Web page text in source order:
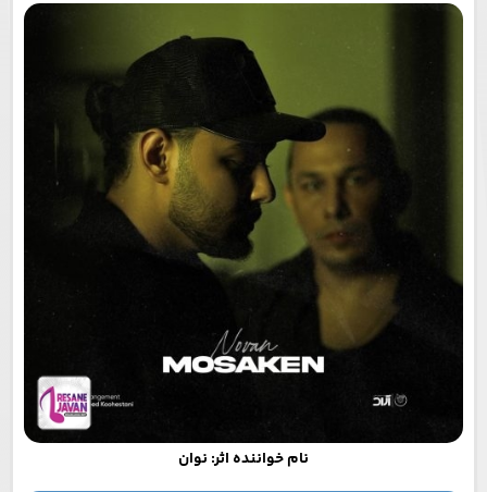
نام خواننده اثر: نوان